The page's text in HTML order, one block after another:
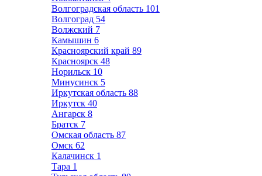
Волгоградская область 101
Волгоград 54
Волжский 7
Камышин 6
Красноярский край 89
Красноярск 48
Норильск 10
Минусинск 5
Иркутская область 88
Иркутск 40
Ангарск 8
Братск 7
Омская область 87
Омск 62
Калачинск 1
Тара 1